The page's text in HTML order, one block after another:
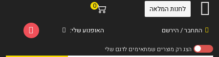
התחבר / הירשם
0
האופנוע שלי:
לחנות המלאה